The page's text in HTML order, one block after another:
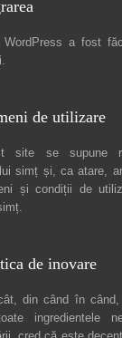
WordPress a fost
.
de utilizare
site se supune
simț și, ca atare,
și condiții de
de inovare
din când în
ingredientele